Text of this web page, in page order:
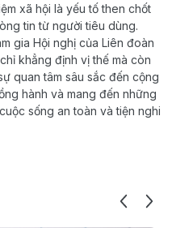
xã hội là yếu tố then chốt
tin từ người tiêu dùng.
gia Hội nghị của Liên đoàn
khẳng định vị thế mà còn
quan tâm sâu sắc đến cộng
hành và mang đến những
sống an toàn và tiện nghi